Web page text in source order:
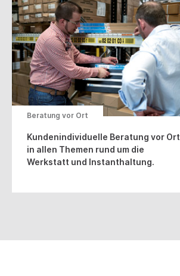
Beratung vor Ort
Kundenindividuelle Beratung vor Ort
in allen Themen rund um die
Werkstatt und Instanthaltung.